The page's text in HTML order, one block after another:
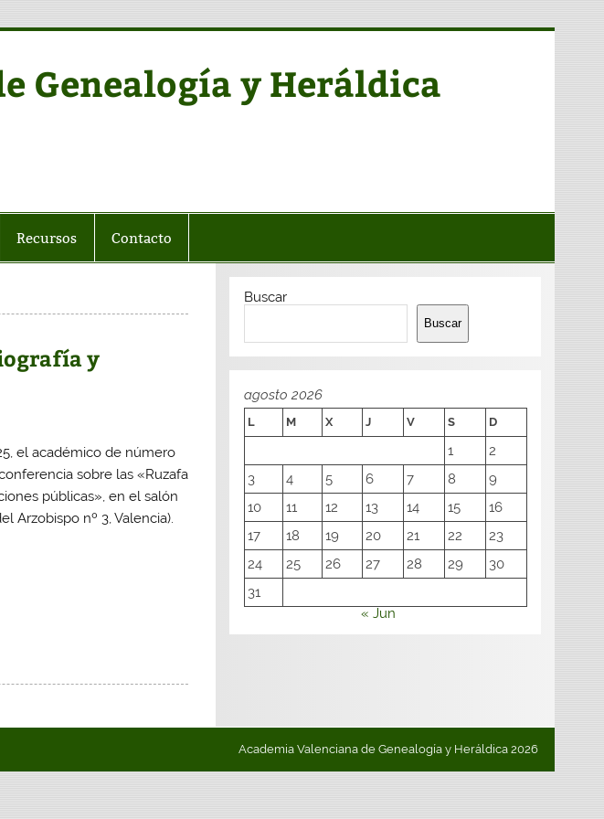
Genealogía y Heráldica
Recursos Contacto
y
el académico de número
sobre las «Ruzafa
públicas», en el salón
Arzobispo nº 3, Valencia).
Buscar
Buscar
agosto 2026
L M X J V S D
1
2
3
4 5 6 7 8
9
10
11 12 13 14 15
16
17
18 19 20 21 22
23
24
25 26 27 28 29
30
31
« Jun
Academia Valenciana de Genealogía y Heráldica 2026